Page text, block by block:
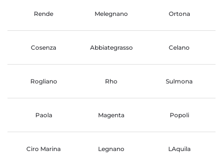
Rende Melegnano Ortona
Cosenza Abbiategrasso Celano
Rogliano Rho Sulmona
Paola Magenta Popoli
Ciro Marina Legnano LAquila